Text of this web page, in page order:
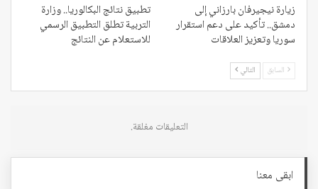
زيارة نيجيرفان بارزاني إلى
دمشق.. تأكيد على دعم استقرار
سوريا وتعزيز العلاقات
تطبيق نتائج البكالوريا.. وزارة
التربية تطلق التطبيق الرسمي
للاستعلام عن النتائج
السابق التالي
التعليقات مغلقة.
ابقى معنا